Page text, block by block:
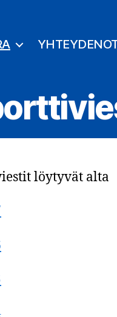
löytyvät alta